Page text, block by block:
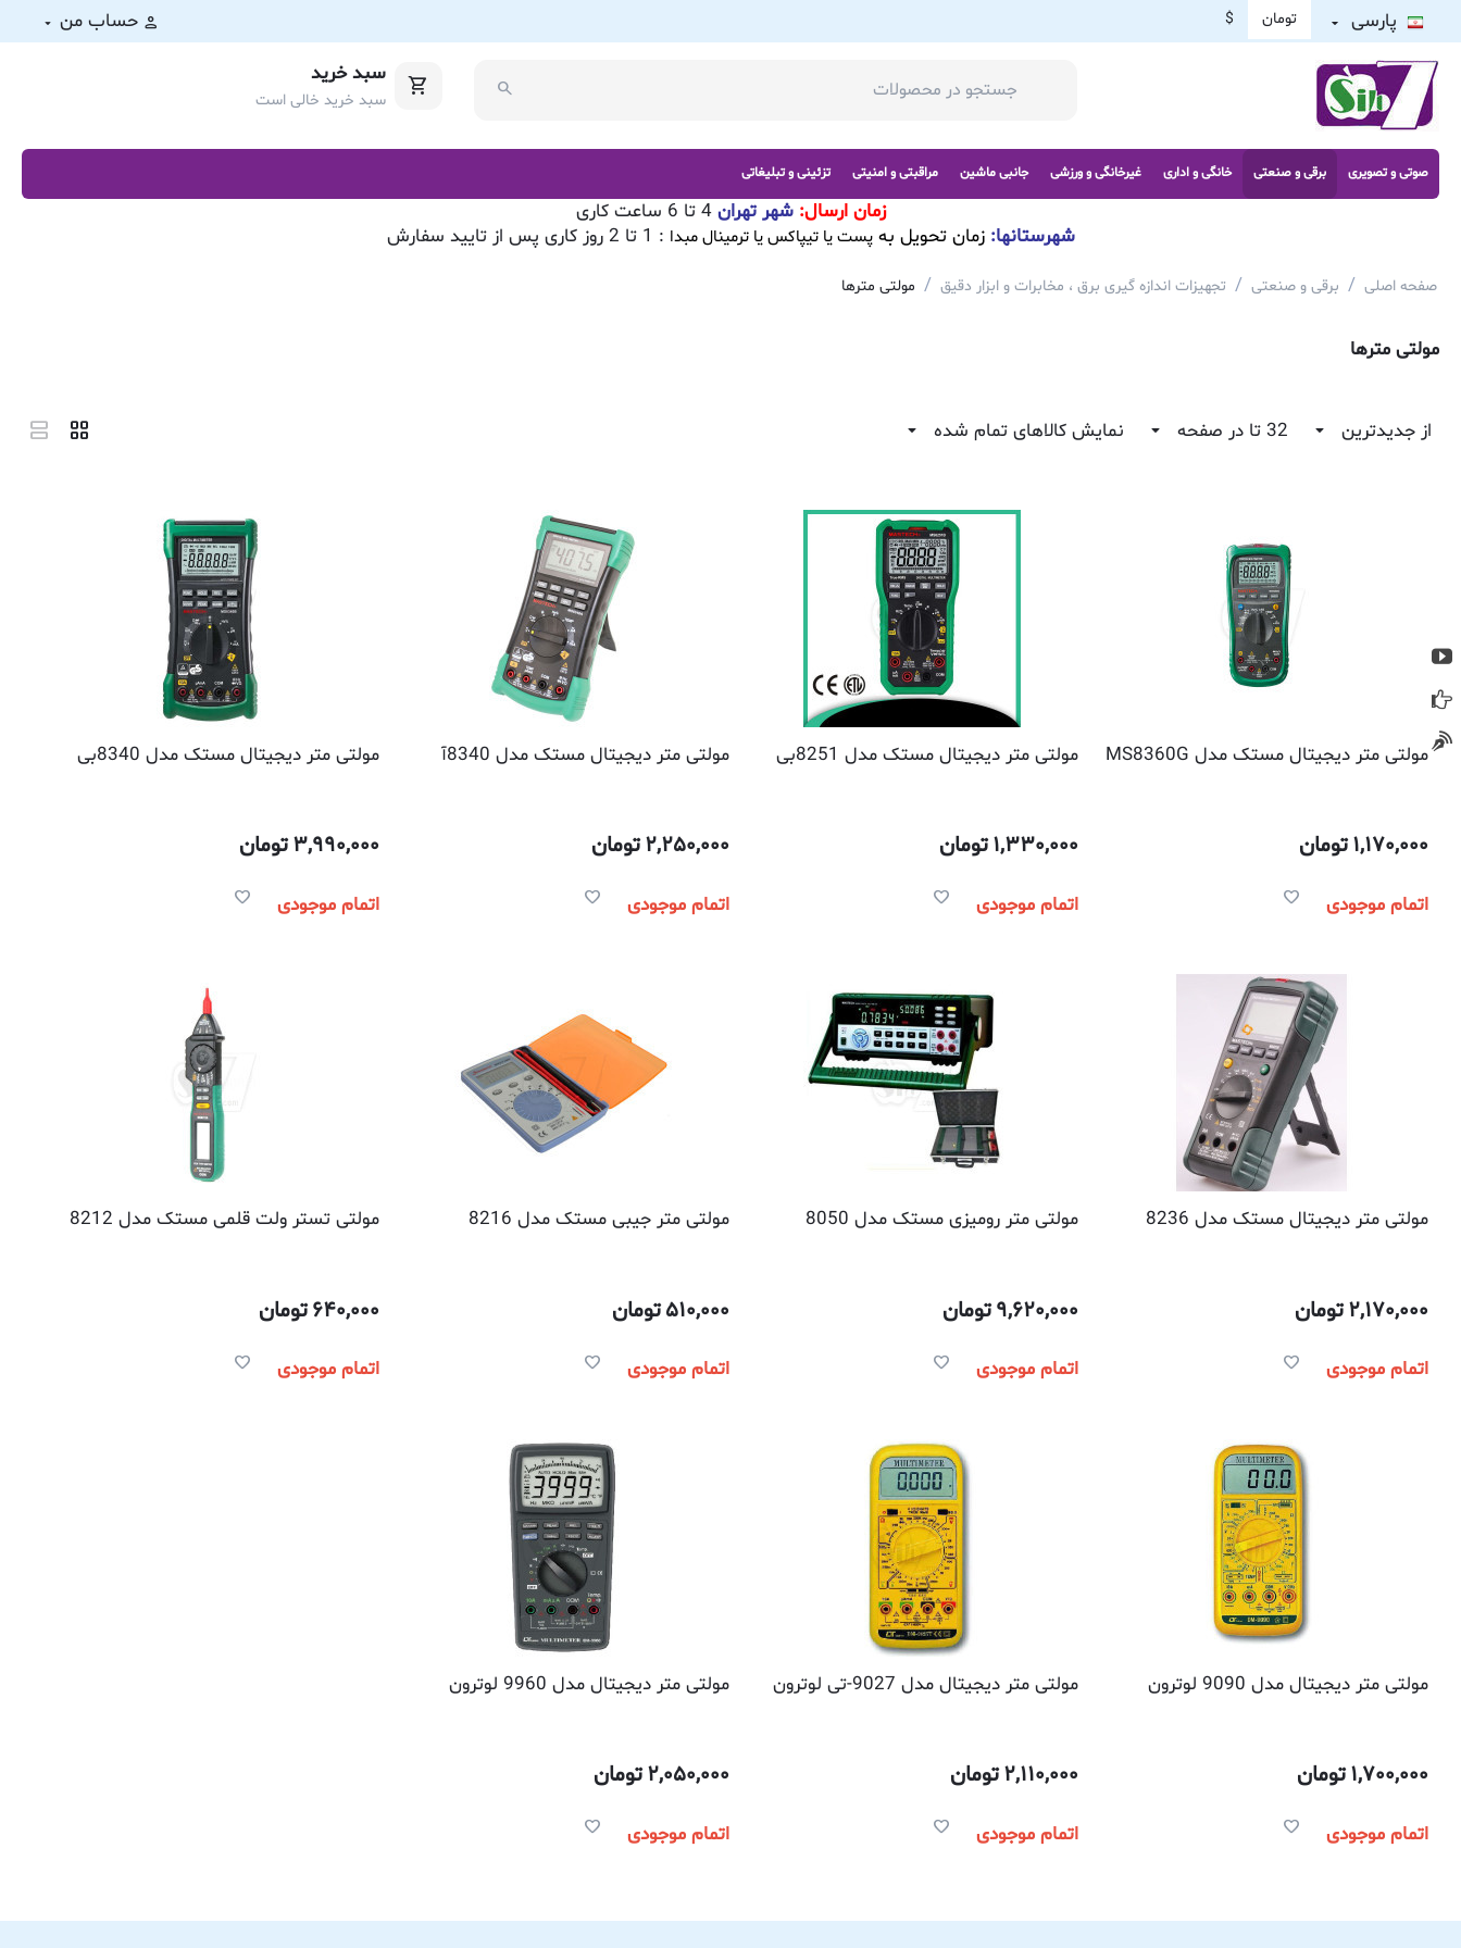
پارسی تومان $ حساب من
سبد خرید
سبد خرید خالی است
صوتی و تصویری برقی و صنعتی خانگی و اداری غیرخانگی و ورزشی جانبی ماشین مراقبتی و امنیتی تزئینی و تبلیغاتی
زمان ارسال:شهر تهران 4 تا 6 ساعت کاری
شهرستانها:زمان تحویل بهپست یا تیپاکس یا ترمینال مبدا : 1 تا 2 روز کاری پس از تایید سفارش
صفحه اصلی / برقی و صنعتی / تجهیزات اندازه گیری برق ، مخابرات و ابزار دقیق / مولتی مترها
مولتی مترها
از جدیدترین 32 تا در صفحه نمایش کالاهای تمام شده
مولتی متر دیجیتال مستک مدل MS8360G
1,170,000تومان
اتمام موجودی
مولتی متر دیجیتال مستک مدل 8251بی
1,330,000تومان
اتمام موجودی
مولتی متر دیجیتال مستک مدل 8340آ
2,250,000تومان
اتمام موجودی
مولتی متر دیجیتال مستک مدل 8340بی
3,990,000تومان
اتمام موجودی
مولتی متر دیجیتال مستک مدل 8236
2,170,000تومان
اتمام موجودی
مولتی متر رومیزی مستک مدل 8050
9,620,000تومان
اتمام موجودی
مولتی متر جیبی مستک مدل 8216
510,000تومان
اتمام موجودی
مولتی تستر ولت قلمی مستک مدل 8212
640,000تومان
اتمام موجودی
مولتی متر دیجیتال مدل 9090 لوترون
1,700,000تومان
اتمام موجودی
مولتی متر دیجیتال مدل 9027-تی لوترون
2,110,000تومان
اتمام موجودی
مولتی متر دیجیتال مدل 9960 لوترون
2,050,000تومان
اتمام موجودی